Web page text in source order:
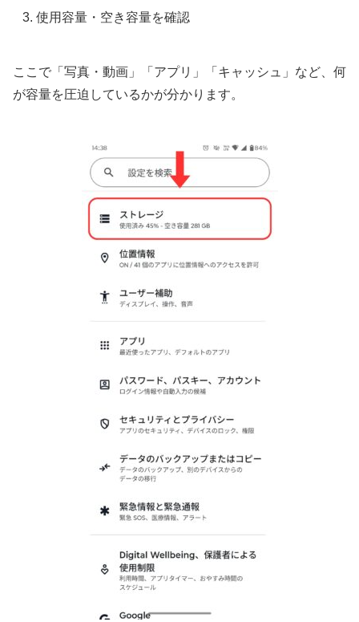
使用容量・空き容量を確認
ここで「写真・動画」「アプリ」「キャッシュ」など、何
が容量を圧迫しているかが分かります。